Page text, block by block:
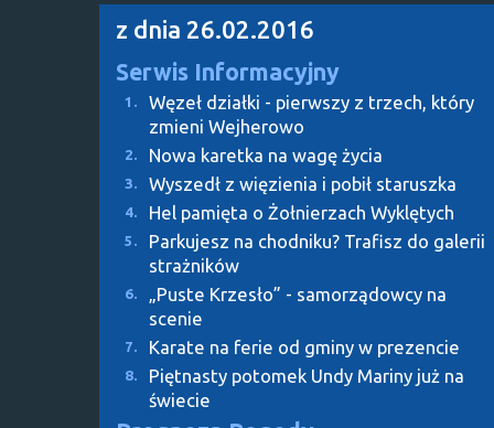
z dnia 26.02.2016
Serwis Informacyjny
1.
Węzeł działki - pierwszy z trzech, który
zmieni Wejherowo
2. Nowa karetka na wagę życia
3. Wyszedł z więzienia i pobił staruszka
4. Hel pamięta o Żołnierzach Wyklętych
5.
Parkujesz na chodniku? Trafisz do galerii
strażników
6.
„Puste Krzesło” - samorządowcy na
scenie
7. Karate na ferie od gminy w prezencie
8.
Piętnasty potomek Undy Mariny już na
świecie